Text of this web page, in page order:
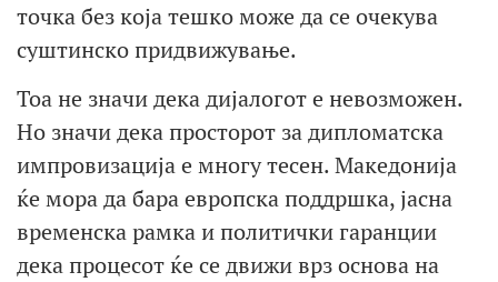
точка без која тешко може да се очекува
суштинско придвижување.
Тоа не значи дека дијалогот е невозможен.
Но значи дека просторот за дипломатска
импровизација е многу тесен. Македонија
ќе мора да бара европска поддршка, јасна
временска рамка и политички гаранции
дека процесот ќе се движи врз основа на